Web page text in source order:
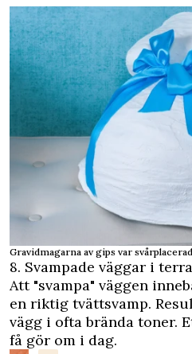
Gravidmagarna av gips var
8. Svampade väggar i
Att "svampa" väggen
en riktig tvättsvamp.
vägg i ofta brända toner.
få gör om i dag.